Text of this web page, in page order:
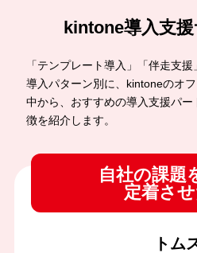
kintone導入支
「テンプレート導入」「伴走支
導入パターン別に、kintoneのオ
中から、おすすめの導入支援パ
徴を紹介します。
自社の課題
定着さ
トム